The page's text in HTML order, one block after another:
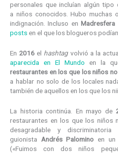
personales que incluían algún
a niños conocidos. Hubo muchas
indignación. Incluso enMadresfera
posts en el que los blogueros
En 2016 el hashtagvolvió a la
aparecida en El Mundo en la
restaurantes en los que los niños
a hablar no solo de los locales
también de aquellos en los que los
La historia continúa. En mayo de
restaurantes en los que los niños
desagradable y
guionista Andrés Palomino en
(«Fuimos con dos niños